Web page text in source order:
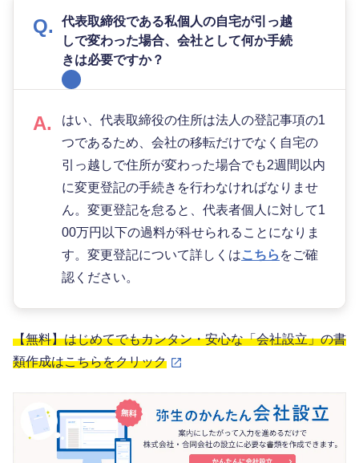
代表取締役である私個人の自宅が引っ越
しで変わった場合、会社として何か手続
きは必要ですか？
はい、代表取締役の住所は法人の登記事項の1
つであるため、会社の移転だけでなく自宅の
引っ越しで住所が変わった場合でも2週間以内
に変更登記の手続きを行わなければなりませ
ん。変更登記を怠ると、代表者個人に対して1
00万円以下の過料が科せられることになりま
す。変更登記について詳しくはこちら をご確
認ください。
【無料】はじめてでもカンタン・安心な「会社設立」の書
類作成はこちらをクリック